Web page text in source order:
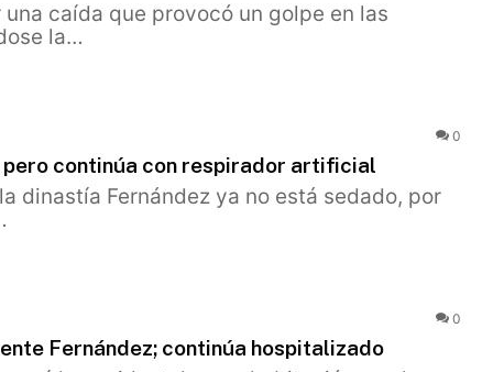
caída que provocó un golpe en las
la…
0
continúa con respirador artificial
dinastía Fernández ya no está sedado, por
0
Fernández; continúa hospitalizado